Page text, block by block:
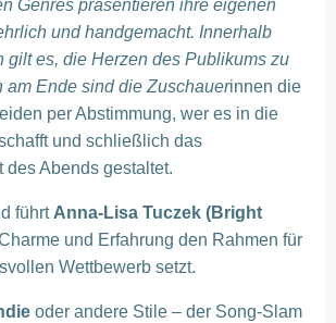
Genres präsentieren ihre eigenen
und handgemacht. Innerhalb
gilt es, die Herzen des Publikums zu
am Ende sind die Zuschauerinnen die
per Abstimmung, wer es in die
und schließlich das
des Abends gestaltet.
führt Anna-Lisa Tuczek (Bright
und Erfahrung den Rahmen für
Wettbewerb setzt.
oder andere Stile – der Song-Slam